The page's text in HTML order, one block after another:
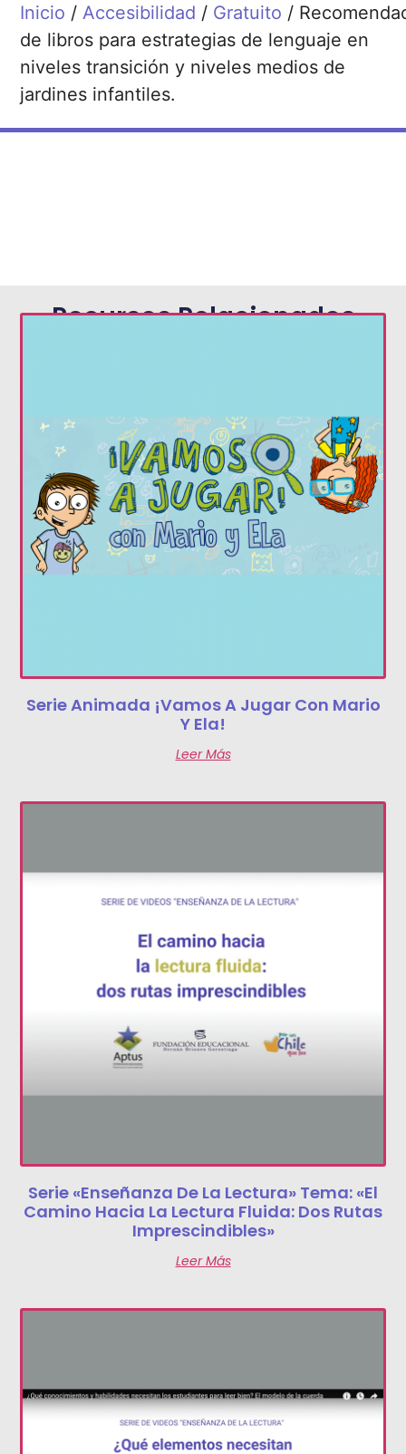
Inicio / Accesibilidad / Gratuito /
de libros para estrategias de lenguaje en
niveles transición y niveles medios de
jardines infantiles.
Recursos Relacionados
Serie Animada ¡Vamos A Jugar Con Mario
Y Ela!
Leer Más
Serie «Enseñanza De La Lectura» Tema: «El
Camino Hacia La Lectura Fluida: Dos Rutas
Imprescindibles»
Leer Más